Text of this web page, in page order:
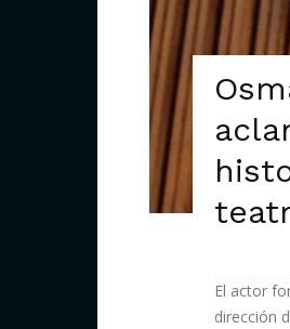
El actor
dirección